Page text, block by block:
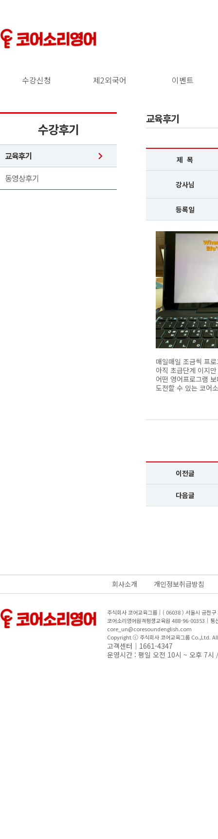
수강신청 제2외국어 이벤트
수강후기
교육후기
동영상후기
교육후기
제 목
강사님
등록일
매일매일 조금씩 프
아직 초급단계 이지
어떤 영어프로그램
도전할 수 있는 코어
이전글
다음글
회사소개 개인정보취급방침
주식회사 코어교육그룹｜( 06038 ) 서울시 금천
코어소리영어원격평생교육원 488-96-00353｜
core_un@coresoundenglish.com
Copyright ⓒ 주식회사 코어교육그룹 Co.,Ltd.
고객센터｜1661-4347
운영시간 : 평일 오전 10시 ~ 오후 7